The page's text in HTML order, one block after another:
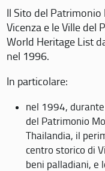
Il Sito del Patrimonio
Vicenza e le Ville del
World Heritage List
nel 1996.
In particolare:
nel 1994,
del Patrimonio
Thailandia, il
centro storico di
beni palladiani, e